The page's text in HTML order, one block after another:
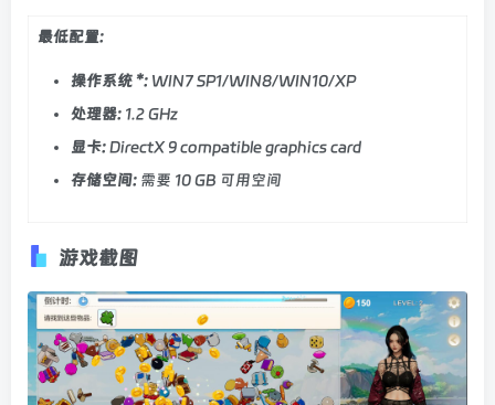
最低配置:
操作系统 *: WIN7 SP1/WIN8/WIN10/XP
处理器: 1.2 GHz
显卡:DirectX 9 compatible graphics card
存储空间: 需要 10 GB 可用空间
游戏截图